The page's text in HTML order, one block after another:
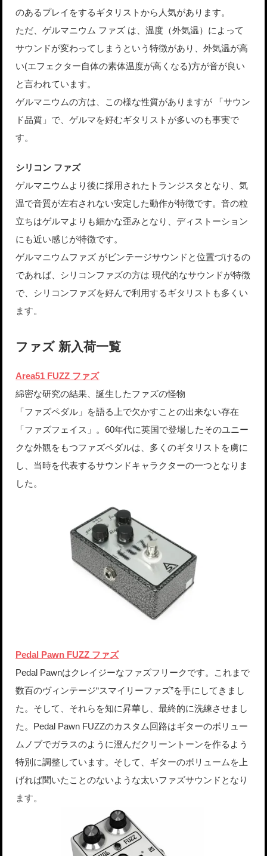
のあるプレイをするギタリストから人気があります。
ただ、ゲルマニウム ファズ は、温度（外気温）によって
サウンドが変わってしまうという特徴があり、外気温が高
い(エフェクター自体の素体温度が高くなる)方が音が良い
と言われています。
ゲルマニウムの方は、この様な性質がありますが 「サウン
ド品質」で、ゲルマを好むギタリストが多いのも事実で
す。
シリコン ファズ
ゲルマニウムより後に採用されたトランジスタとなり、気
温で音質が左右されない安定した動作が特徴です。音の粒
立ちはゲルマよりも細かな歪みとなり、ディストーション
にも近い感じが特徴です。
ゲルマニウムファズ がビンテージサウンドと位置づけるの
であれば、シリコンファズの方は 現代的なサウンドが特徴
で、シリコンファズを好んで利用するギタリストも多くい
ます。
ファズ 新入荷一覧
Area51 FUZZ ファズ
綿密な研究の結果、誕生したファズの怪物
「ファズペダル」を語る上で欠かすことの出来ない存在
「ファズフェイス」。60年代に英国で登場したそのユニー
クな外観をもつファズペダルは、多くのギタリストを虜に
し、当時を代表するサウンドキャラクターの一つとなりま
した。
Pedal Pawn FUZZ ファズ
Pedal Pawnはクレイジーなファズフリークです。これまで
数百のヴィンテージ“スマイリーファズ”を手にしてきまし
た。そして、それらを知に昇華し、最終的に洗練させまし
た。Pedal Pawn FUZZのカスタム回路はギターのボリュー
ムノブでガラスのように澄んだクリーントーンを作るよう
特別に調整しています。そして、ギターのボリュームを上
げれば聞いたことのないような太いファズサウンドとなり
ます。